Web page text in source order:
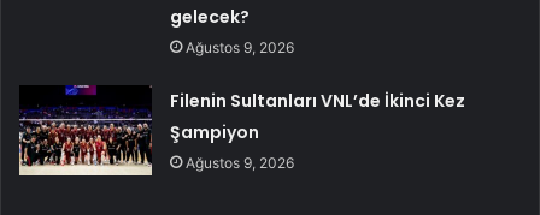
gelecek?
Ağustos 9, 2026
Filenin Sultanları VNL’de İkinci Kez
Şampiyon
Ağustos 9, 2026